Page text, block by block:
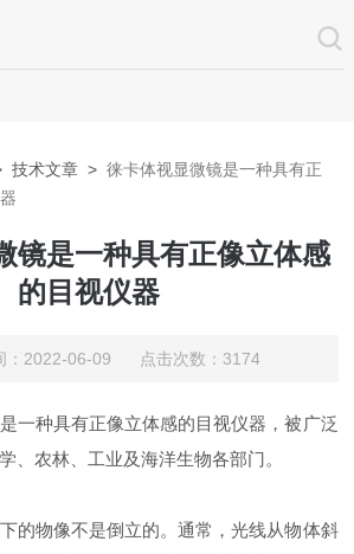
技术文章 >徕卡体视显微镜是一种具有正
镜是一种具有正像立体感
的目视仪器
：2022-06-09 点击次数：3174
种具有正像立体感的目视仪器，被广泛
、农林、工业及海洋生物各部门。
物像不是倒立的。通常，光线从物体斜